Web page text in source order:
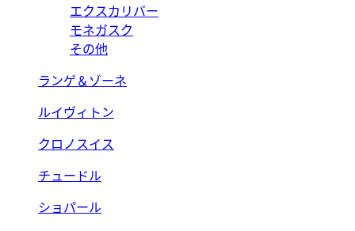
エクスカリバー
モネガスク
その他
ランゲ＆ゾーネ
ルイヴィトン
クロノスイス
チュードル
ショパール